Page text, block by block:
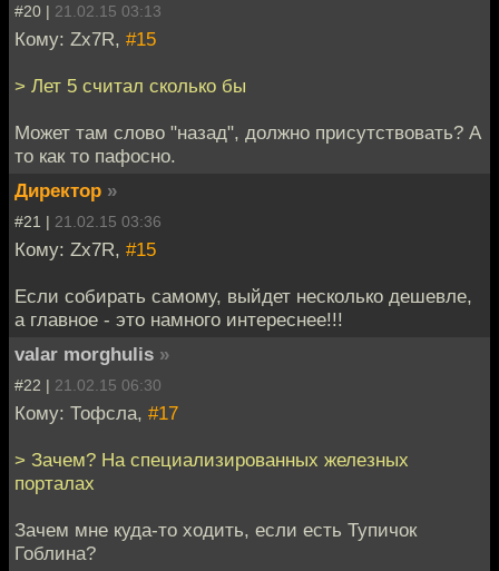
#20 | 21.02.15 03:13
Кому: Zx7R, #15
> Лет 5 считал сколько бы
Может там слово "назад", должно присутствовать? А
то как то пафосно.
Директор »
#21 | 21.02.15 03:36
Кому: Zx7R, #15
Если собирать самому, выйдет несколько дешевле,
а главное - это намного интереснее!!!
valar morghulis »
#22 | 21.02.15 06:30
Кому: Тофсла, #17
> Зачем? На специализированных железных
порталах
Зачем мне куда-то ходить, если есть Тупичок
Гоблина?